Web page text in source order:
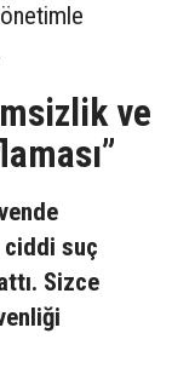
ve
ciddi suç
Sizce